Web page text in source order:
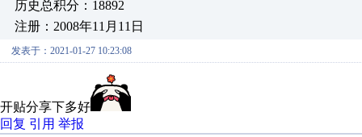
历史总积分：18892
注册：2008年11月11日
发表于：2021-01-27 10:23:08
开贴分享下多好
回复 引用 举报